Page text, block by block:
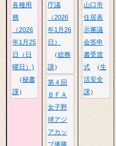
各種用
務
（2026
年1月25
日（日
曜日）)
秘書
課
庁議
（2026
年1月26
日）
総務
課
第４回
ＢＦＡ
女子野
球アジ
アカッ
プ優勝
山口市
住居表
示審議
会答申
書受渡
式
生
活安全
課